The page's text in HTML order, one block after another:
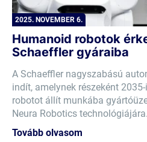
2025. NOVEMBER 6.
Humanoid robotok
Schaeffler gyáraiba
A Schaeffler nagyszabású
indít, amelynek részeként
robotot állít munkába
Neura Robotics
Tovább olvasom